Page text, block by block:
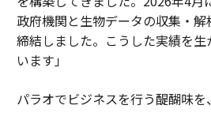
政府機関と生物データの収集・
締結しました。こうした実績を
います」
パラオでビジネスを行う醍醐味を